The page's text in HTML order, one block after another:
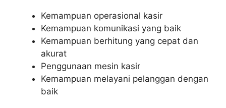
Kemampuan operasional kasir
Kemampuan komunikasi yang baik
Kemampuan berhitung yang cepat dan
akurat
Penggunaan mesin kasir
Kemampuan melayani pelanggan dengan
baik